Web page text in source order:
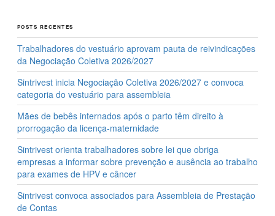
POSTS RECENTES
Trabalhadores do vestuário aprovam pauta de reivindicações
da Negociação Coletiva 2026/2027
Sintrivest inicia Negociação Coletiva 2026/2027 e convoca
categoria do vestuário para assembleia
Mães de bebês internados após o parto têm direito à
prorrogação da licença-maternidade
Sintrivest orienta trabalhadores sobre lei que obriga
empresas a informar sobre prevenção e ausência ao trabalho
para exames de HPV e câncer
Sintrivest convoca associados para Assembleia de Prestação
de Contas